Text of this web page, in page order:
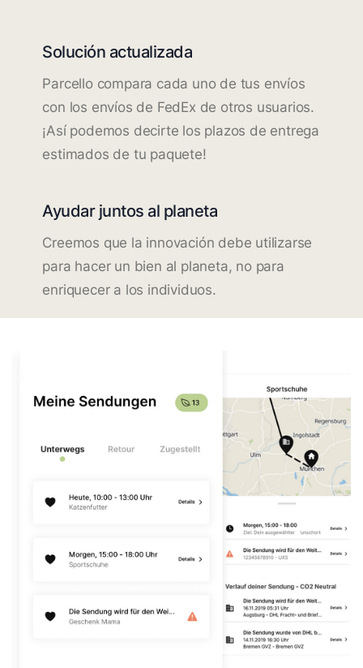
Solución actualizada
Parcello compara cada uno de tus envíos
con los envíos de FedEx de otros usuarios.
¡Así podemos decirte los plazos de entrega
estimados de tu paquete!
Ayudar juntos al planeta
Creemos que la innovación debe utilizarse
para hacer un bien al planeta, no para
enriquecer a los individuos.